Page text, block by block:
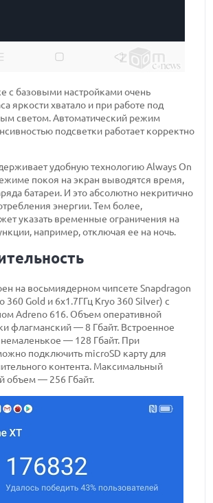
с базовыми настройками очень
яркости хватало и при работе под
светом. Автоматический режим
подсветки работает корректно
удобную технологию Always On
покоя на экран выводятся время,
батареи. И это абсолютно некритично
энергии. Тем более,
указать временные ограничения на
например, отключая ее на ночь.
на восьмиядерном чипсете Snapdragon
360 Gold и 6x1.7ГГц Kryo 360 Silver) с
Adreno 616. Объем оперативной
флагманский — 8 Гбайт. Встроенное
— 128 Гбайт. При
подключить microSD карту для
контента. Максимальный
объем — 256 Гбайт.